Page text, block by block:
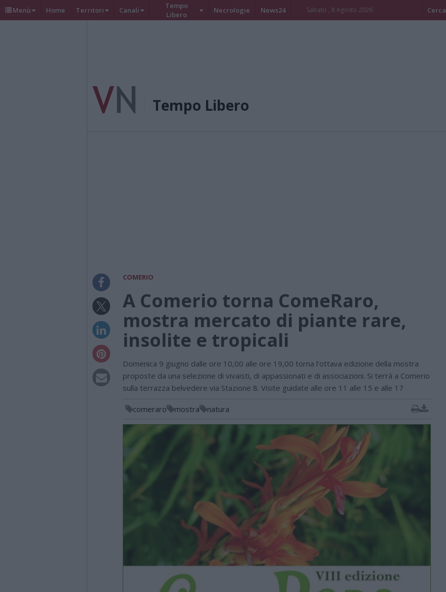
Menù Home Territori Canali
Tempo
Libero
Necrologie News24 Sabato , 8 Agosto 2026 Cerca
Tempo Libero
COMERIO
A Comerio torna ComeRaro,
mostra mercato di piante rare,
insolite e tropicali
Domenica 9 giugno dalle ore 10,00 alle ore 19,00 torna l’ottava edizione della mostra
proposte da una selezione di vivaisti, di appassionati e di associazioni. Si terrà a Comerio
sulla terrazza belvedere via Stazione 8. Visite guidate alle ore 11 alle 15 e alle 17
comeraro mostra natura